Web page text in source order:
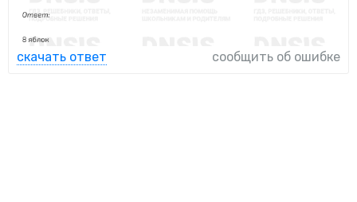
скачать ответ сообщить об ошибке